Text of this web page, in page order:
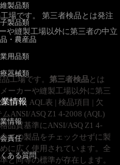
場です。 第三者検品とは発注
や縫製工場以外に第三者の中立
工場です。 第三者検品とは
ーカーや縫製工場以外に第三
基準 | AQL表 | 検品項目 | 欠
ANSI/ASQ Z1 4-2008 (AQL)
品質基準にANSI/ASQ Z1 4-
ての製品をチェックせずに製
に広く使用されています。全
と同等の標準が存在します。
製品類
製品類
・農産品
用品類
器械類
情報
情報
責任
ある質問